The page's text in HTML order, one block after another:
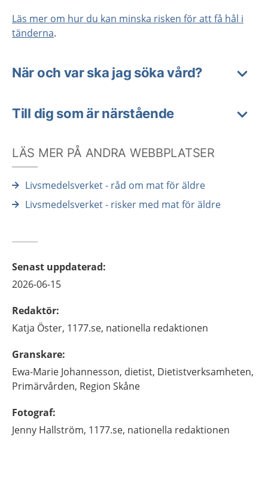
Läs mer om hur du kan minska risken för att få hål i
tänderna.
När och var ska jag söka vård?
Till dig som är närstående
LÄS MER PÅ ANDRA WEBBPLATSER
Livsmedelsverket - råd om mat för äldre
Livsmedelsverket - risker med mat för äldre
Senast uppdaterad:
2026-06-15
Redaktör:
Katja Öster, 1177.se, nationella redaktionen
Granskare:
Ewa-Marie Johannesson, dietist, Dietistverksamheten,
Primärvården, Region Skåne
Fotograf:
Jenny Hallström, 1177.se, nationella redaktionen